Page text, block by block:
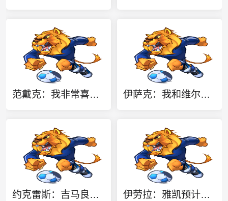
范戴克：我非常喜欢伊劳拉的足球理念 只要有新援加盟就热烈欢迎 伊萨克：我和维尔茨都碰到了球，但不太确定是谁进的
约克雷斯：吉马良斯能给球队带来活力 上赛季夺冠能提振球队信心 伊劳拉：雅凯预计能出战最后一场热身赛 柯蒂斯·琼斯只是轻伤